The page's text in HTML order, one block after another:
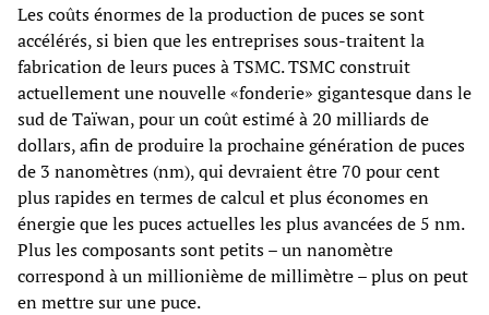
Les coûts énormes de la production de puces se sont
accélérés, si bien que les entreprises sous-traitent la
fabrication de leurs puces à TSMC. TSMC construit
actuellement une nouvelle «fonderie» gigantesque dans le
sud de Taïwan, pour un coût estimé à 20 milliards de
dollars, afin de produire la prochaine génération de puces
de 3 nanomètres (nm), qui devraient être 70 pour cent
plus rapides en termes de calcul et plus économes en
énergie que les puces actuelles les plus avancées de 5 nm.
Plus les composants sont petits – un nanomètre
correspond à un millionième de millimètre – plus on peut
en mettre sur une puce.